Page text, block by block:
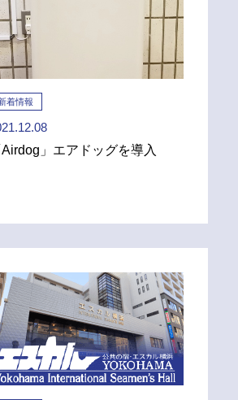
着情報
」エアドッグを導入